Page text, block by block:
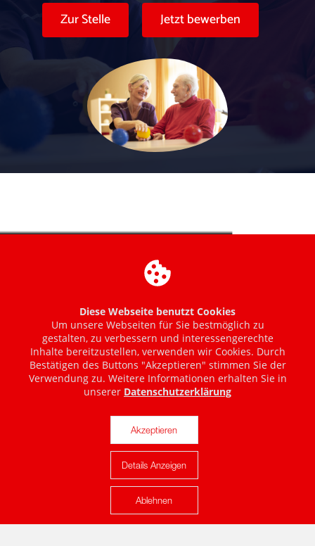
Karte anzeigen
Diese Webseite benutzt Cookies
Um unsere Webseiten für Sie bestmöglich zu
gestalten, zu verbessern und interessengerechte
Inhalte bereitzustellen, verwenden wir Cookies. Durch
Bestätigen des Buttons "Akzeptieren" stimmen Sie der
Verwendung zu. Weitere Informationen erhalten Sie in
unserer Datenschutzerklärung
Akzeptieren
Details Anzeigen
Ablehnen